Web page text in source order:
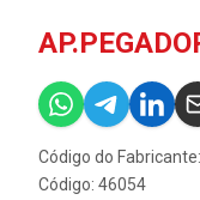
Código do
Código: 46054